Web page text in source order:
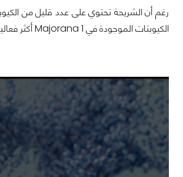
الكيوبتات الموجودة في Majorana 1 أكثر فعالية لإنشاء حواسيب عملية.